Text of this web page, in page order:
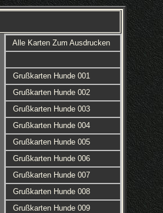
Alle Karten Zum Ausdrucken
Grußkarten Hunde 001
Grußkarten Hunde 002
Grußkarten Hunde 003
Grußkarten Hunde 004
Grußkarten Hunde 005
Grußkarten Hunde 006
Grußkarten Hunde 007
Grußkarten Hunde 008
Grußkarten Hunde 009